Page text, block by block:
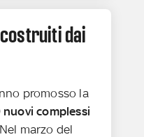
dai
promosso la
nuovi complessi
marzo del